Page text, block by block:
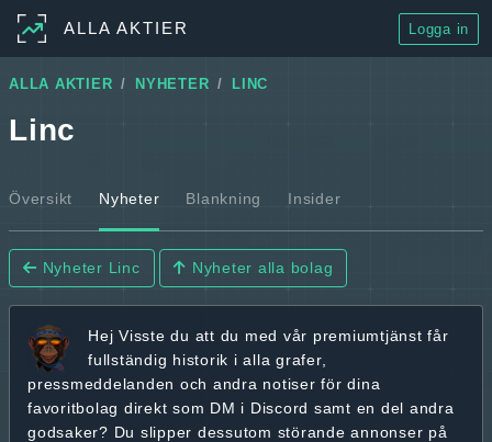
ALLA AKTIER Logga in
ALLA AKTIER NYHETER LINC
Linc
Översikt Nyheter Blankning Insider
Nyheter Linc Nyheter alla bolag
Hej Visste du att du med vår premiumtjänst får
fullständig historik i alla grafer,
pressmeddelanden och andra notiser för dina
favoritbolag direkt som DM i Discord samt en del andra
godsaker? Du slipper dessutom störande annonser på